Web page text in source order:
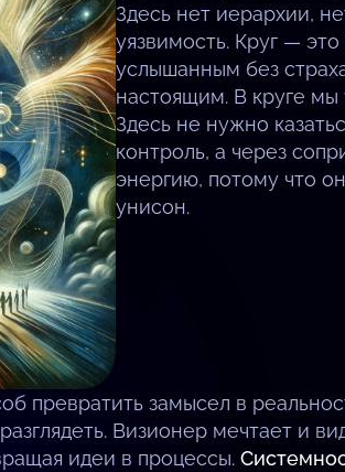
Здесь нет иерархии,
уязвимость. Круг —
услышанным без
настоящим. В круге мы
Здесь не нужно
контроль, а через
энергию, потому что
унисон.
превратить замысел в
Визионер мечтает и
идеи в процессы.